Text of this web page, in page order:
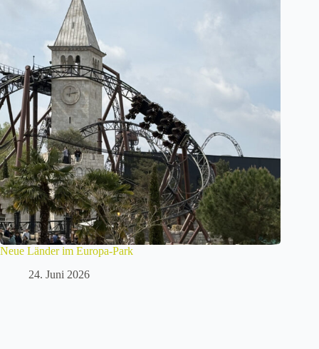
Neue Länder im Europa-Park
24. Juni 2026